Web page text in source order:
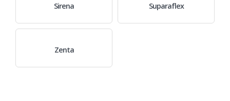
Sirena Suparaflex
Zenta